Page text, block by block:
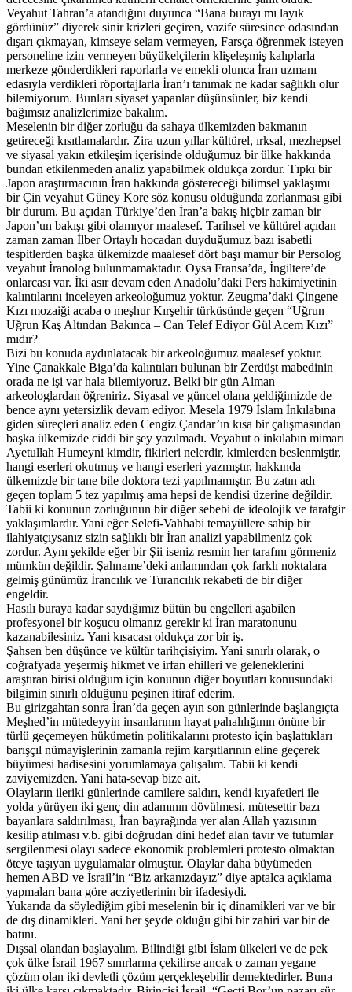
Veyahut Tahran’a atandığını duyunca “Bana burayı mı layık
gördünüz” diyerek sinir krizleri geçiren, vazife süresince odasından
dışarı çıkmayan, kimseye selam vermeyen, Farsça öğrenmek isteyen
personeline izin vermeyen büyükelçilerin klişeleşmiş kalıplarla
merkeze gönderdikleri raporlarla ve emekli olunca İran uzmanı
edasıyla verdikleri röportajlarla İran’ı tanımak ne kadar sağlıklı olur
bilemiyorum. Bunları siyaset yapanlar düşünsünler, biz kendi
bağımsız analizlerimize bakalım.
Meselenin bir diğer zorluğu da sahaya ülkemizden bakmanın
getireceği kısıtlamalardır. Zira uzun yıllar kültürel, ırksal, mezhepsel
ve siyasal yakın etkileşim içerisinde olduğumuz bir ülke hakkında
bundan etkilenmeden analiz yapabilmek oldukça zordur. Tıpkı bir
Japon araştırmacının İran hakkında göstereceği bilimsel yaklaşımı
bir Çin veyahut Güney Kore söz konusu olduğunda zorlanması gibi
bir durum. Bu açıdan Türkiye’den İran’a bakış hiçbir zaman bir
Japon’un bakışı gibi olamıyor maalesef. Tarihsel ve kültürel açıdan
zaman zaman İlber Ortaylı hocadan duyduğumuz bazı isabetli
tespitlerden başka ülkemizde maalesef dört başı mamur bir Persolog
veyahut İranolog bulunmamaktadır. Oysa Fransa’da, İngiltere’de
onlarcası var. İki asır devam eden Anadolu’daki Pers hakimiyetinin
kalıntılarını inceleyen arkeoloğumuz yoktur. Zeugma’daki Çingene
Kızı mozaiği acaba o meşhur Kırşehir türküsünde geçen “Uğrun
Uğrun Kaş Altından Bakınca – Can Telef Ediyor Gül Acem Kızı”
mıdır?
Bizi bu konuda aydınlatacak bir arkeoloğumuz maalesef yoktur.
Yine Çanakkale Biga’da kalıntıları bulunan bir Zerdüşt mabedinin
orada ne işi var hala bilemiyoruz. Belki bir gün Alman
arkeologlardan öğreniriz. Siyasal ve güncel olana geldiğimizde de
bence aynı yetersizlik devam ediyor. Mesela 1979 İslam İnkılabına
giden süreçleri analiz eden Cengiz Çandar’ın kısa bir çalışmasından
başka ülkemizde ciddi bir şey yazılmadı. Veyahut o inkılabın mimarı
Ayetullah Humeyni kimdir, fikirleri nelerdir, kimlerden beslenmiştir,
hangi eserleri okutmuş ve hangi eserleri yazmıştır, hakkında
ülkemizde bir tane bile doktora tezi yapılmamıştır. Bu zatın adı
geçen toplam 5 tez yapılmış ama hepsi de kendisi üzerine değildir.
Tabii ki konunun zorluğunun bir diğer sebebi de ideolojik ve tarafgir
yaklaşımlardır. Yani eğer Selefi-Vahhabi temayüllere sahip bir
ilahiyatçıysanız sizin sağlıklı bir İran analizi yapabilmeniz çok
zordur. Aynı şekilde eğer bir Şii iseniz resmin her tarafını görmeniz
mümkün değildir. Şahname’deki anlamından çok farklı noktalara
gelmiş günümüz İrancılık ve Turancılık rekabeti de bir diğer
engeldir.
Hasılı buraya kadar saydığımız bütün bu engelleri aşabilen
profesyonel bir koşucu olmanız gerekir ki İran maratonunu
kazanabilesiniz. Yani kısacası oldukça zor bir iş.
Şahsen ben düşünce ve kültür tarihçisiyim. Yani sınırlı olarak, o
coğrafyada yeşermiş hikmet ve irfan ehilleri ve geleneklerini
araştıran birisi olduğum için konunun diğer boyutları konusundaki
bilgimin sınırlı olduğunu peşinen itiraf ederim.
Bu girizgahtan sonra İran’da geçen ayın son günlerinde başlangıçta
Meşhed’in mütedeyyin insanlarının hayat pahalılığının önüne bir
türlü geçemeyen hükümetin politikalarını protesto için başlattıkları
barışçıl nümayişlerinin zamanla rejim karşıtlarının eline geçerek
büyümesi hadisesini yorumlamaya çalışalım. Tabii ki kendi
zaviyemizden. Yani hata-sevap bize ait.
Olayların ileriki günlerinde camilere saldırı, kendi kıyafetleri ile
yolda yürüyen iki genç din adamının dövülmesi, mütesettir bazı
bayanlara saldırılması, İran bayrağında yer alan Allah yazısının
kesilip atılması v.b. gibi doğrudan dini hedef alan tavır ve tutumlar
sergilenmesi olayı sadece ekonomik problemleri protesto olmaktan
öteye taşıyan uygulamalar olmuştur. Olaylar daha büyümeden
hemen ABD ve İsrail’in “Biz arkanızdayız” diye aptalca açıklama
yapmaları bana göre acziyetlerinin bir ifadesiydi.
Yukarıda da söylediğim gibi meselenin bir iç dinamikleri var ve bir
de dış dinamikleri. Yani her şeyde olduğu gibi bir zahiri var bir de
batını.
Dışsal olandan başlayalım. Bilindiği gibi İslam ülkeleri ve de pek
çok ülke İsrail 1967 sınırlarına çekilirse ancak o zaman yegane
çözüm olan iki devletli çözüm gerçekleşebilir demektedirler. Buna